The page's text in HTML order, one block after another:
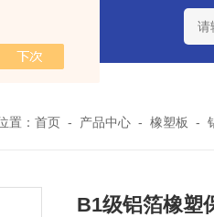
置： 首页 - 产品中心 - 橡塑板 -
B1级铝箔橡塑